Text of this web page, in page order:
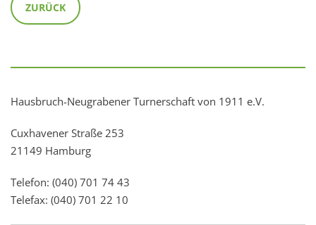
ZURÜCK
Hausbruch-Neugrabener Turnerschaft von 1911 e.V.
Cuxhavener Straße 253
21149 Hamburg
Telefon: (040) 701 74 43
Telefax: (040) 701 22 10